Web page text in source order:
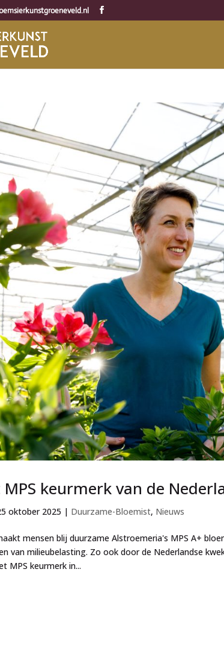
keurmerk van de
oktober 2025 | Duurzame-Bloemist, Nieuws
mensen blij duurzame Alstroemeria's MPS A+
van milieubelasting. Zo ook door de Nederlandse
MPS keurmerk in...